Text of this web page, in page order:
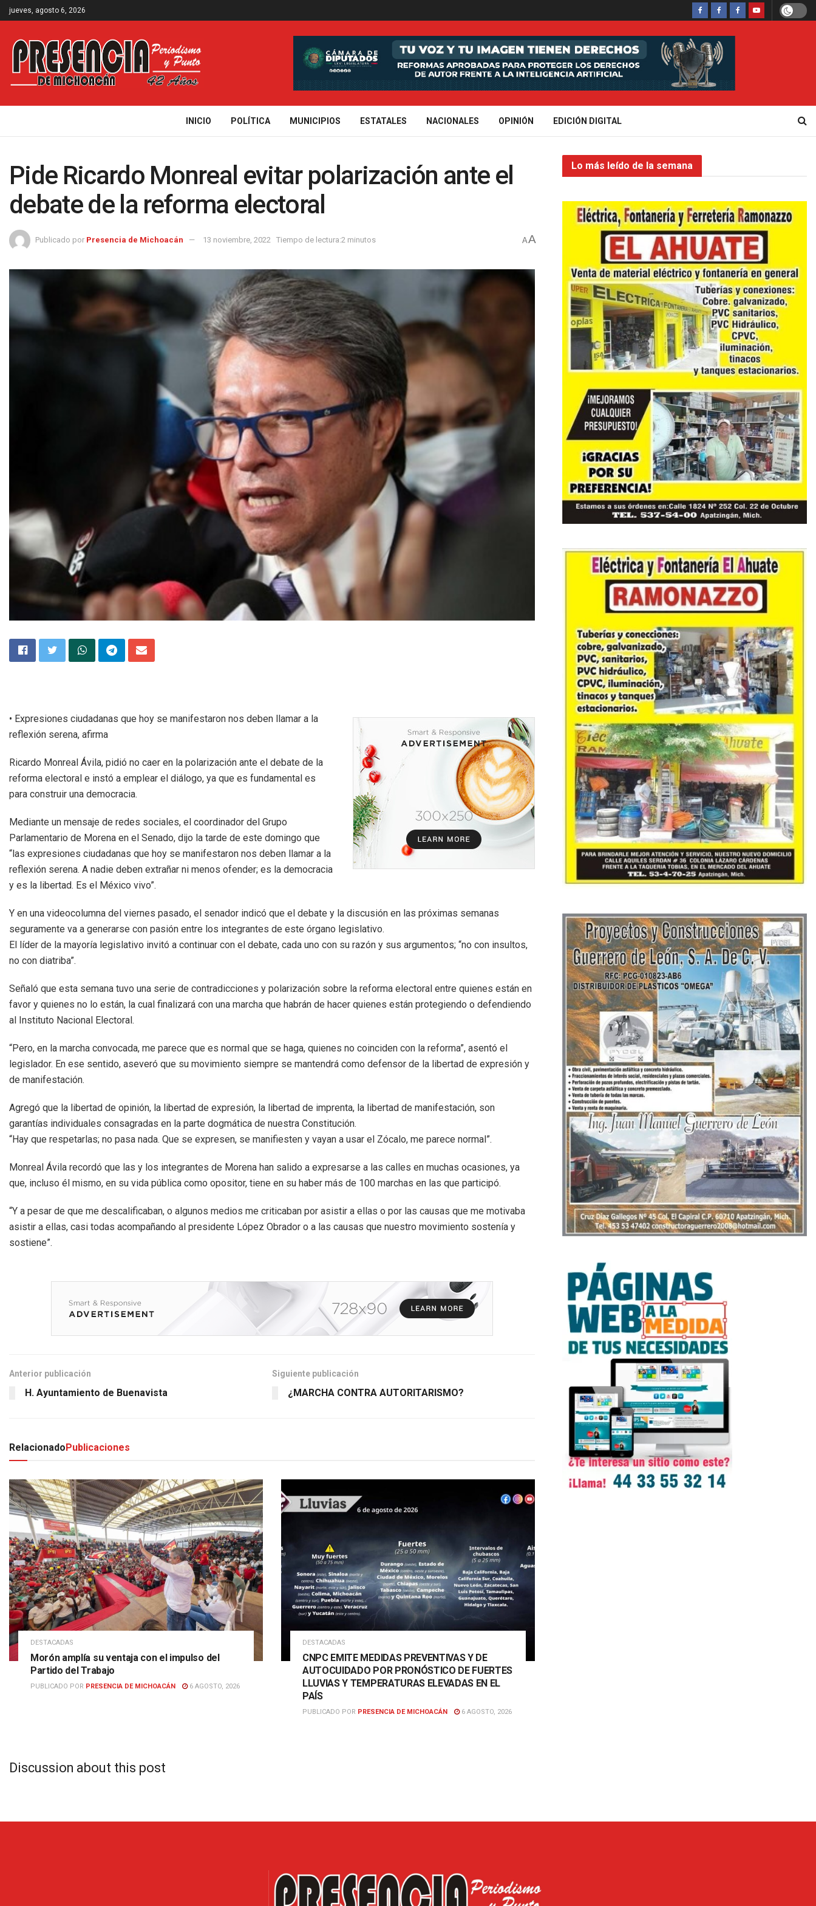
jueves, agosto 6, 2026
INICIO POLÍTICA MUNICIPIOS ESTATALES NACIONALES OPINIÓN EDICIÓN DIGITAL
Pide Ricardo Monreal evitar polarización ante el
debate de la reforma electoral
Publicado por Presencia de Michoacán 13 noviembre, 2022 Tiempo de lectura:2 minutos AA
• Expresiones ciudadanas que hoy se manifestaron nos deben llamar a la
reflexión serena, afirma
Ricardo Monreal Ávila, pidió no caer en la polarización ante el debate de la
reforma electoral e instó a emplear el diálogo, ya que es fundamental es
para construir una democracia.
Mediante un mensaje de redes sociales, el coordinador del Grupo
Parlamentario de Morena en el Senado, dijo la tarde de este domingo que
“las expresiones ciudadanas que hoy se manifestaron nos deben llamar a la
reflexión serena. A nadie deben extrañar ni menos ofender; es la democracia
y es la libertad. Es el México vivo”.
Y en una videocolumna del viernes pasado, el senador indicó que el debate y la discusión en las próximas semanas
seguramente va a generarse con pasión entre los integrantes de este órgano legislativo.
El líder de la mayoría legislativo invitó a continuar con el debate, cada uno con su razón y sus argumentos; “no con insultos,
no con diatriba”.
Señaló que esta semana tuvo una serie de contradicciones y polarización sobre la reforma electoral entre quienes están en
favor y quienes no lo están, la cual finalizará con una marcha que habrán de hacer quienes están protegiendo o defendiendo
al Instituto Nacional Electoral.
“Pero, en la marcha convocada, me parece que es normal que se haga, quienes no coinciden con la reforma”, asentó el
legislador. En ese sentido, aseveró que su movimiento siempre se mantendrá como defensor de la libertad de expresión y
de manifestación.
Agregó que la libertad de opinión, la libertad de expresión, la libertad de imprenta, la libertad de manifestación, son
garantías individuales consagradas en la parte dogmática de nuestra Constitución.
“Hay que respetarlas; no pasa nada. Que se expresen, se manifiesten y vayan a usar el Zócalo, me parece normal”.
Monreal Ávila recordó que las y los integrantes de Morena han salido a expresarse a las calles en muchas ocasiones, ya
que, incluso él mismo, en su vida pública como opositor, tiene en su haber más de 100 marchas en las que participó.
“Y a pesar de que me descalificaban, o algunos medios me criticaban por asistir a ellas o por las causas que me motivaba
asistir a ellas, casi todas acompañando al presidente López Obrador o a las causas que nuestro movimiento sostenía y
sostiene”.
Anterior publicación
H. Ayuntamiento de Buenavista
Siguiente publicación
¿MARCHA CONTRA AUTORITARISMO?
RelacionadoPublicaciones
DESTACADAS
Morón amplía su ventaja con el impulso del
Partido del Trabajo
PUBLICADO POR PRESENCIA DE MICHOACÁN 6 AGOSTO, 2026
DESTACADAS
CNPC EMITE MEDIDAS PREVENTIVAS Y DE
AUTOCUIDADO POR PRONÓSTICO DE FUERTES
LLUVIAS Y TEMPERATURAS ELEVADAS EN EL
PAÍS
PUBLICADO POR PRESENCIA DE MICHOACÁN 6 AGOSTO, 2026
Discussion about this post
Lo más leído de la semana